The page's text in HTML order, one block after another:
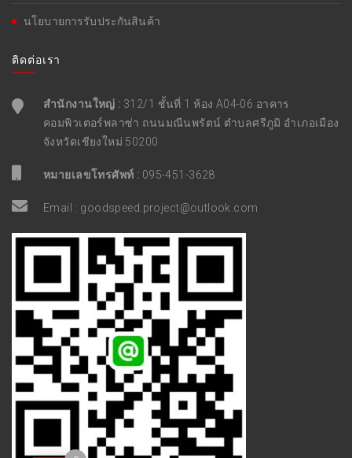
นโยบายการรับประกันสินค้า
ติดต่อเรา
สำนักงานใหญ่ : 312/1 ชั้นที่ 1 ห้อง A04-06 อาคาร
คอมพิวเตอร์พลาซ่า ถนนมณีนพรัตน์ ตำบลศรีภูมิ อำเภอเมือง
จังหวัดเชียงใหม่ 50200
หมายเลขโทรศัพท์ : 095-451-3628
Email : goodspeed.project@outlook.com